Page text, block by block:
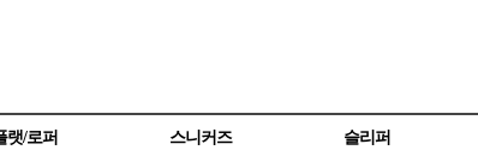
랫/로퍼 스니커즈 슬리퍼